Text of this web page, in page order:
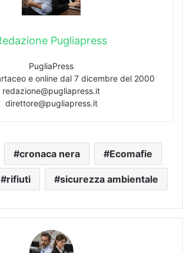
Pugliapress
PugliaPress
e online dal 7 dicembre del 2000
redazione@pugliapress.it
direttore@pugliapress.it
cronaca nera Ecomafie
rifiuti sicurezza ambientale